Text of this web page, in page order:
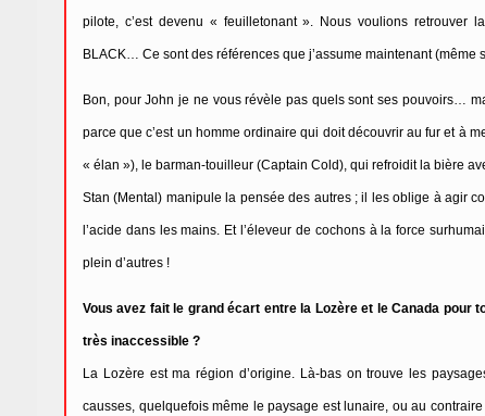
pilote, c’est devenu « feuilletonant ». Nous voulions retrouver
BLACK… Ce sont des références que j’assume maintenant (même
Bon, pour John je ne vous révèle pas quels sont ses pouvoirs…
parce que c’est un homme ordinaire qui doit découvrir au fur et à
« élan »), le barman-touilleur (Captain Cold), qui refroidit la bière
Stan (Mental) manipule la pensée des autres ; il les oblige à agir
l’acide dans les mains. Et l’éleveur de cochons à la force
plein d’autres !
Vous avez fait le grand écart entre la Lozère et le Canada pour
très inaccessible ?
La Lozère est ma région d’origine. Là-bas on trouve les
causses, quelquefois même le paysage est lunaire, ou au